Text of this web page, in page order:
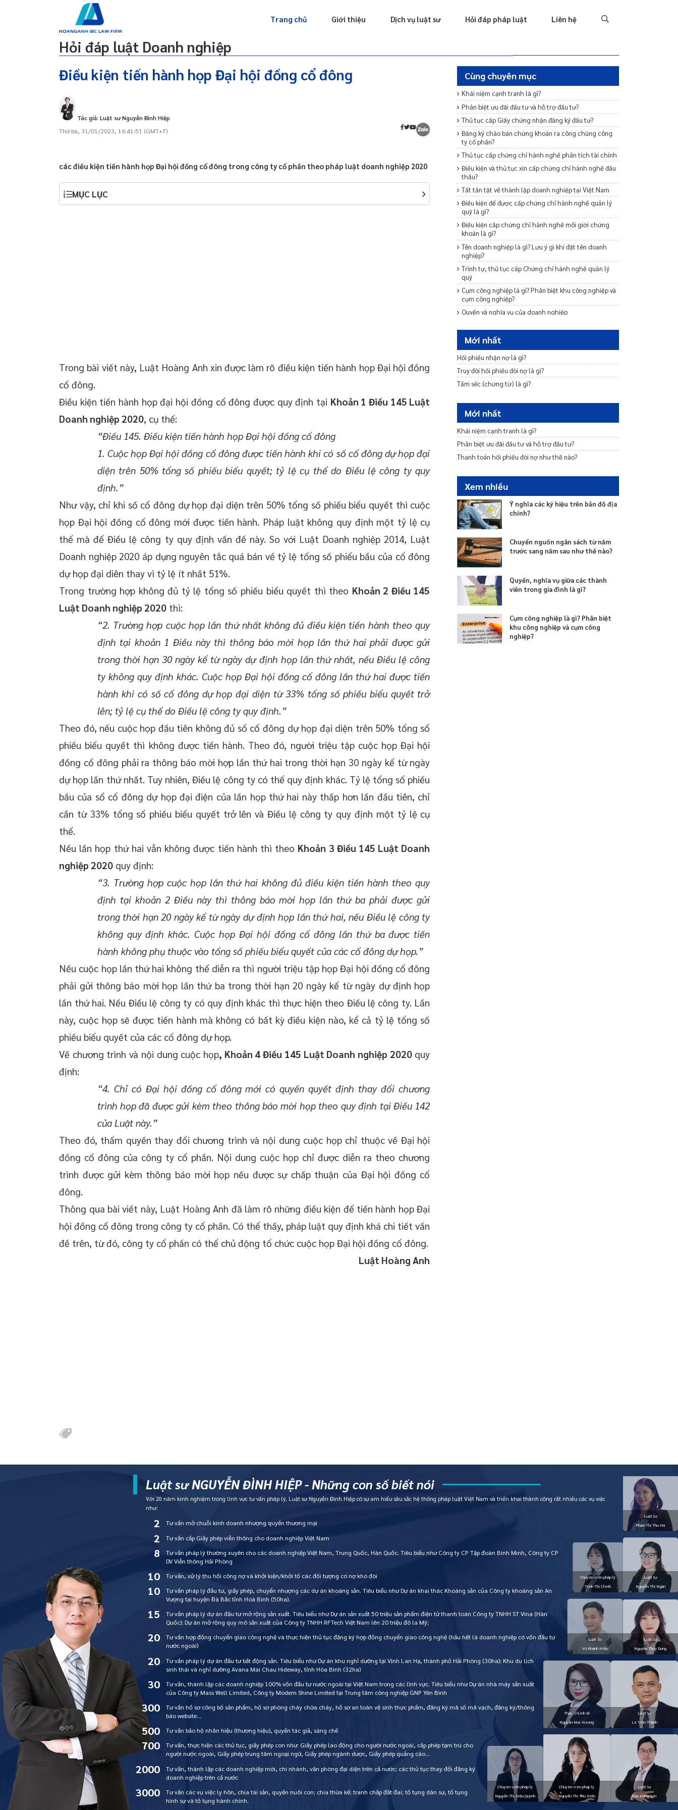
Trang chủ Giới thiệu Dịch vụ luật sư Hỏi đáp pháp luật Liên hệ
Dự án đầu tư Hôn nhân & Gia đình
Hỏi đáp luật Doanh nghiệp
Điều kiện tiến hành họp Đại hội đồng cổ đông
Tác giả: Luật sư Nguyễn Đình Hiệp
Thứ ba, 31/01/2023, 16:41:51 (GMT+7)
các điều kiện tiến hành họp Đại hội đồng cổ đông trong công ty cổ phần theo pháp luật doanh nghiệp 2020
MỤC LỤC
nghiệp tại Đà
Trong bài viết này, Luật Hoàng Anh xin được làm rõ điều kiện tiến hành họp Đại hội đồng
cổ đông.
Điều kiện tiến hành họp đại hội đồng cổ đông được quy định tại Khoản 1 Điều 145 Luật
Doanh nghiệp 2020, cụ thể:
“Điều 145. Điều kiện tiến hành họp Đại hội đồng cổ đông
1. Cuộc họp Đại hội đồng cổ đông được tiến hành khi có số cổ đông dự họp đại
diện trên 50% tổng số phiếu biểu quyết; tỷ lệ cụ thể do Điều lệ công ty quy
định.”
Như vậy, chỉ khi số cổ đông dự họp đại diện trên 50% tổng số phiếu biểu quyết thì cuộc
họp Đại hội đồng cổ đông mới được tiến hành. Pháp luật không quy định một tỷ lệ cụ
thể mà để Điều lệ công ty quy định vấn đề này. So với Luật Doanh nghiệp 2014, Luật
Doanh nghiệp 2020 áp dụng nguyên tắc quá bán về tỷ lệ tổng số phiểu bầu của cổ đông
dự họp đại diên thay vì tỷ lệ ít nhất 51%.
Trong trường hợp không đủ tỷ lệ tổng số phiếu biểu quyết thì theo Khoản 2 Điều 145
Luật Doanh nghiệp 2020 thì:
“2. Trường hợp cuộc họp lần thứ nhất không đủ điều kiện tiến hành theo quy
định tại khoản 1 Điều này thì thông báo mời họp lần thứ hai phải được gửi
trong thời hạn 30 ngày kể từ ngày dự định họp lần thứ nhất, nếu Điều lệ công
ty không quy định khác. Cuộc họp Đại hội đồng cổ đông lần thứ hai được tiến
hành khi có số cổ đông dự họp đại diện từ 33% tổng số phiếu biểu quyết trở
lên; tỷ lệ cụ thể do Điều lệ công ty quy định.”
Theo đó, nếu cuộc họp đầu tiên không đủ sổ cổ đông dự họp đại diện trên 50% tổng sổ
phiếu biểu quyết thì không được tiến hành. Theo đó, người triệu tập cuộc họp Đại hội
đồng cổ đông phải ra thông báo mời hợp lần thứ hai trong thời hạn 30 ngày kể từ ngày
dự họp lần thứ nhất. Tuy nhiên, Điều lệ công ty có thể quy định khác. Tỷ lệ tổng sổ phiếu
bầu của sổ cổ đông dự họp đại điện của lần họp thứ hai này thấp hơn lần đầu tiên, chỉ
cần từ 33% tổng sổ phiếu biểu quyết trở lên và Điều lệ công ty quy định một tỷ lệ cụ
thể.
Nếu lần họp thứ hai vẫn không được tiến hành thì theo Khoản 3 Điều 145 Luật Doanh
nghiệp 2020 quy định:
“3. Trường hợp cuộc họp lần thứ hai không đủ điều kiện tiến hành theo quy
định tại khoản 2 Điều này thì thông báo mời họp lần thứ ba phải được gửi
trong thời hạn 20 ngày kể từ ngày dự định họp lần thứ hai, nếu Điều lệ công ty
không quy định khác. Cuộc họp Đại hội đồng cổ đông lần thứ ba được tiến
hành không phụ thuộc vào tổng số phiếu biểu quyết của các cổ đông dự họp.”
Nếu cuộc họp lần thứ hai không thể diễn ra thì người triệu tập họp Đại hội đồng cổ đông
phải gửi thông báo mời họp lần thứ ba trong thời hạn 20 ngày kể từ ngày dự định họp
lần thứ hai. Nếu Điều lệ công ty có quy định khác thì thực hiện theo Điều lệ công ty. Lần
này, cuộc họp sẽ được tiến hành mà không có bất kỳ điều kiện nào, kể cả tỷ lệ tổng số
phiếu biểu quyết của các cổ đông dự họp.
Về chương trình và nội dung cuộc họp, Khoản 4 Điều 145 Luật Doanh nghiệp 2020quy
định:
“4. Chỉ có Đại hội đồng cổ đông mới có quyền quyết định thay đổi chương
trình họp đã được gửi kèm theo thông báo mời họp theo quy định tại Điều 142
của Luật này.”
Theo đó, thẩm quyền thay đổi chương trình và nội dung cuộc họp chỉ thuộc về Đại hội
đồng cổ đông của công ty cổ phần. Nội dung cuộc họp chỉ được diễn ra theo chương
trình được gửi kèm thông báo mời họp nếu được sự chấp thuận của Đại hội đồng cổ
đông.
Thông qua bài viết này, Luật Hoàng Anh đã làm rõ những điều kiện để tiến hành họp Đại
hội đồng cổ đông trong công ty cổ phần. Có thể thấy, pháp luật quy định khá chi tiết vấn
đề trên, từ đó, công ty cổ phần có thể chủ động tổ chức cuộc họp Đại hội đồng cổ đông.
Luật Hoàng Anh
Cùng chuyên mục
Khái niệm cạnh tranh là gì?
Phân biệt ưu đãi đầu tư và hỗ trợ đầu tư?
Thủ tục cấp Giấy chứng nhận đăng ký đầu tư?
Đăng ký chào bán chứng khoán ra công chúng công
ty cổ phần?
Thủ tục cấp chứng chỉ hành nghề phân tích tài chính
Điều kiện và thủ tục xin cấp chứng chỉ hành nghề đấu
thầu?
Tất tần tật về thành lập doanh nghiệp tại Việt Nam
Điều kiện để được cấp chứng chỉ hành nghề quản lý
quỹ là gì?
Điều kiện cấp chứng chỉ hành nghề môi giới chứng
khoán là gì?
Tên doanh nghiệp là gì? Lưu ý gì khi đặt tên doanh
nghiệp?
Trình tự, thủ tục cấp Chứng chỉ hành nghề quản lý
quỹ
Cụm công nghiệp là gì? Phân biệt khu công nghiệp và
cụm công nghiệp?
Quyền và nghĩa vụ của doanh nghiệp
Lệ phí môn bài đối với văn phòng đại diện được quy
định như thế nào?
Tổ chức lại doanh nghiệp
Thành lập công ty xây dựng có cần bằng cấp không?
Thủ tục thành lập công ty trách nhiệm hữu hạn một
Đăng ký ngành, nghề kinh doanh có điều kiện như thế
nào?
Quy định của pháp luật hiện hành về nhiệm vụ, yêu
cầu, nguyên tắc, chuẩn mực và đối tượng trong hoạt
động kế toán
Mới nhất
Hối phiếu nhận nợ là gì?
Truy đòi hối phiếu đòi nợ là gì?
Tấm séc (chứng từ) là gì?
Mới nhất
Khái niệm cạnh tranh là gì?
Phân biệt ưu đãi đầu tư và hỗ trợ đầu tư?
Thanh toán hối phiếu đòi nợ như thế nào?
Xem nhiều
Ý nghĩa các ký hiệu trên bản đồ địa
chính?
Chuyển nguồn ngân sách từ năm
trước sang năm sau như thế nào?
Quyền, nghĩa vụ giữa các thành
viên trong gia đình là gì?
Cụm công nghiệp là gì? Phân biệt
khu công nghiệp và cụm công
nghiệp?
Luật sư NGUYỄN ĐÌNH HIỆP - Những con số biết nói
Với 20 năm kinh nghiệm trong lĩnh vực tư vấn pháp lý, Luật sư Nguyễn Đình Hiệp có sự am hiểu sâu sắc hệ thống pháp luật Việt Nam và triển khai thành công rất nhiều các vụ việc
như:
2 Tư vấn mở chuỗi kinh doanh nhượng quyền thương mại
2 Tư vấn cấp Giấy phép viễn thông cho doanh nghiệp Việt Nam
8
Tư vấn pháp lý thường xuyên cho các doanh nghiệp Việt Nam, Trung Quốc, Hàn Quốc. Tiêu biểu như Công ty CP Tập đoàn Bình Minh, Công ty CP
DV Viễn thông Hải Phòng
10 Tư vấn, xử lý thu hồi công nợ và khởi kiện/khởi tố các đối tượng có nợ khó đòi
10
Tư vấn pháp lý đầu tư, giấy phép, chuyển nhượng các dự án khoáng sản. Tiêu biểu như Dự án khai thác Khoáng sản của Công ty khoáng sản An
Vượng tại huyện Đà Bắc tỉnh Hoà Bình (50ha).
15
Tư vấn pháp lý dự án đầu tư mở rộng sản xuất. Tiêu biểu như Dự án sản xuất 50 triệu sản phẩm điện tử thanh toán Công ty TNHH ST Vina (Hàn
Quốc); Dự án mở rộng quy mô sản xuất của Công ty TNHH RFTech Việt Nam lên 20 triệu đô la Mỹ;
20
Tư vấn hợp đồng chuyển giao công nghệ và thực hiện thủ tục đăng ký hợp đồng chuyển giao công nghệ (hầu hết là doanh nghiệp có vốn đầu tư
nước ngoài)
20
Tư vấn pháp lý dự án đầu tư bất động sản. Tiêu biểu như Dự án khu nghỉ dưỡng tại Vịnh Lan Hạ, thành phố Hải Phòng (30ha); Khu du lịch
sinh thái và nghỉ dưỡng Avana Mai Chau Hideway, tỉnh Hòa Bình (32ha)
30
Tư vấn, thành lập các doanh nghiệp 100% vốn đầu tư nước ngoài tại Việt Nam trong các lĩnh vực. Tiêu biểu như Dự án nhà máy sản xuất
của Công ty Mass Well Limited, Công ty Modern Shine Limited tại Trung tâm công nghiệp GNP Yên Bình
300
Tư vấn hồ sơ công bố sản phẩm, hồ sơ phòng cháy chữa cháy, hồ sơ an toàn vệ sinh thực phẩm, đăng ký mã số mã vạch, đăng ký/thông
báo website…
500 Tư vấn bảo hộ nhãn hiệu (thương hiệu), quyền tác giả, sáng chế
700
Tư vấn, thực hiện các thủ tục, giấy phép con như: Giấy phép lao động cho người nước ngoài, cấp phép tạm trú cho
người nước ngoài, Giấy phép trung tâm ngoại ngữ, Giấy phép ngành dược, Giấy phép quảng cáo…
2000
Tư vấn, thành lập các doanh nghiệp mới, chi nhánh, văn phòng đại diện trên cả nước; các thủ tục thay đổi đăng ký
doanh nghiệp trên cả nước
3000
Tư vấn các vụ việc ly hôn, chia tài sản, quyền nuôi con; chia thừa kế; tranh chấp đất đai; tố tụng dân sự, tố tụng
hình sự và tố tụng hành chính.